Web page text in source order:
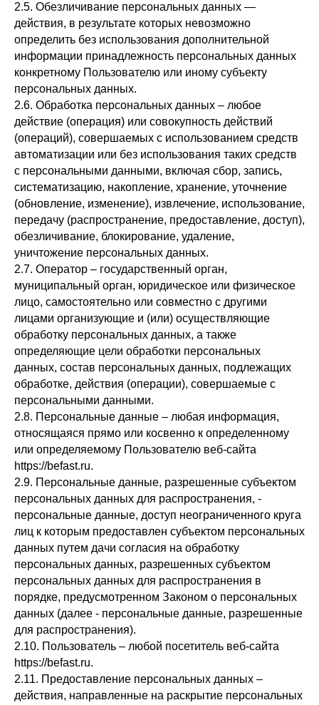
2.5. Обезличивание персональных данных —
действия, в результате которых невозможно
определить без использования дополнительной
информации принадлежность персональных данных
конкретному Пользователю или иному субъекту
персональных данных.
2.6. Обработка персональных данных – любое
действие (операция) или совокупность действий
(операций), совершаемых с использованием средств
автоматизации или без использования таких средств
с персональными данными, включая сбор, запись,
систематизацию, накопление, хранение, уточнение
(обновление, изменение), извлечение, использование,
передачу (распространение, предоставление, доступ),
обезличивание, блокирование, удаление,
уничтожение персональных данных.
2.7. Оператор – государственный орган,
муниципальный орган, юридическое или физическое
лицо, самостоятельно или совместно с другими
лицами организующие и (или) осуществляющие
обработку персональных данных, а также
определяющие цели обработки персональных
данных, состав персональных данных, подлежащих
обработке, действия (операции), совершаемые с
персональными данными.
2.8. Персональные данные – любая информация,
относящаяся прямо или косвенно к определенному
или определяемому Пользователю веб-сайта
https://befast.ru.
2.9. Персональные данные, разрешенные субъектом
персональных данных для распространения, -
персональные данные, доступ неограниченного круга
лиц к которым предоставлен субъектом персональных
данных путем дачи согласия на обработку
персональных данных, разрешенных субъектом
персональных данных для распространения в
порядке, предусмотренном Законом о персональных
данных (далее - персональные данные, разрешенные
для распространения).
2.10. Пользователь – любой посетитель веб-сайта
https://befast.ru.
2.11. Предоставление персональных данных –
действия, направленные на раскрытие персональных